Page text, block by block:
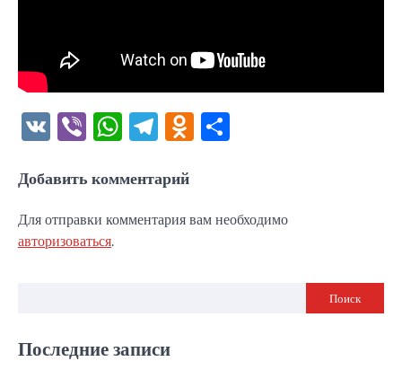
VK ViberWhatsApp
Telegram
Odnoklassniki
Добавить комментарий
Для отправки комментария вам необходимо
авторизоваться.
Поиск
Последние записи